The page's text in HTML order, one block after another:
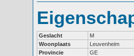
Geslacht
M
Woonplaats
Leuvenheim
Provincie
GE